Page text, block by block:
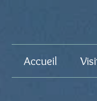
Accueil